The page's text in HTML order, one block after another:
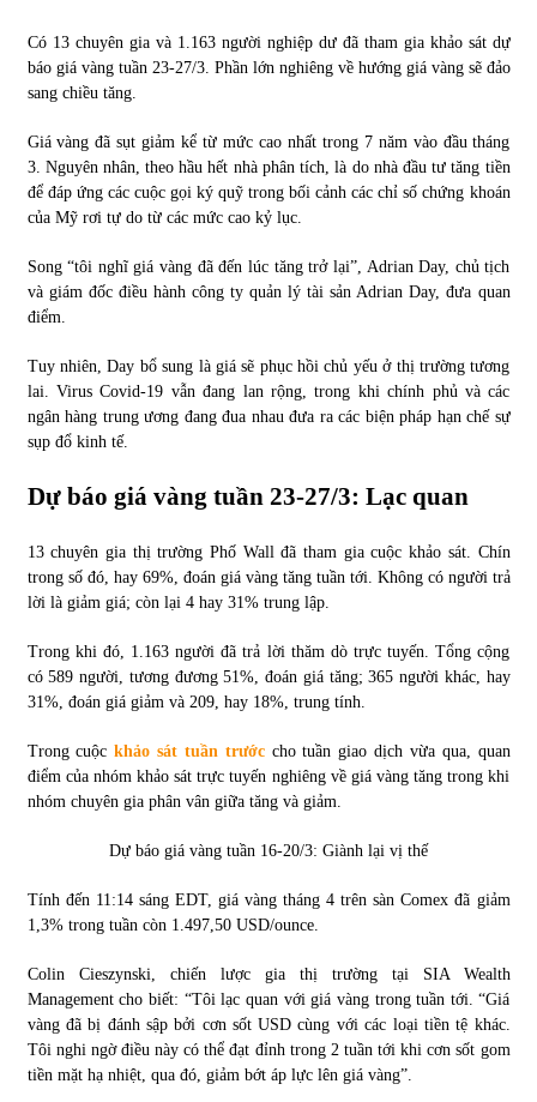
31/05/2022
S&P Ratings cập nhật xếp hạng tín nhiệm của
31/05/2022
31/05/2022
vốn hóa
09/11/2021
13/10/2021
Top 10 xe bán chạy nhất tháng 9/2021
13/10/2021
Có 13 chuyên gia và 1.163 người nghiệp dư đã tham gia khảo sát dự
báo giá vàng tuần 23-27/3. Phần lớn nghiêng về hướng giá vàng sẽ đảo
sang chiều tăng.
Giá vàng đã sụt giảm kể từ mức cao nhất trong 7 năm vào đầu tháng
3. Nguyên nhân, theo hầu hết nhà phân tích, là do nhà đầu tư tăng tiền
để đáp ứng các cuộc gọi ký quỹ trong bối cảnh các chỉ số chứng khoán
của Mỹ rơi tự do từ các mức cao kỷ lục.
Song “tôi nghĩ giá vàng đã đến lúc tăng trở lại”, Adrian Day, chủ tịch
và giám đốc điều hành công ty quản lý tài sản Adrian Day, đưa quan
điểm.
Tuy nhiên, Day bổ sung là giá sẽ phục hồi chủ yếu ở thị trường tương
lai. Virus Covid-19 vẫn đang lan rộng, trong khi chính phủ và các
ngân hàng trung ương đang đua nhau đưa ra các biện pháp hạn chế sự
sụp đổ kinh tế.
Dự báo giá vàng tuần 23-27/3: Lạc quan
13 chuyên gia thị trường Phố Wall đã tham gia cuộc khảo sát. Chín
trong số đó, hay 69%, đoán giá vàng tăng tuần tới. Không có người trả
lời là giảm giá; còn lại 4 hay 31% trung lập.
Trong khi đó, 1.163 người đã trả lời thăm dò trực tuyến. Tổng cộng
có 589 người, tương đương 51%, đoán giá tăng; 365 người khác, hay
31%, đoán giá giảm và 209, hay 18%, trung tính.
Trong cuộckhảo sát tuần trướccho tuần giao dịch vừa qua, quan
điểm của nhóm khảo sát trực tuyến nghiêng về giá vàng tăng trong khi
nhóm chuyên gia phân vân giữa tăng và giảm.
Dự báo giá vàng tuần 16-20/3: Giành lại vị thế
Tính đến 11:14 sáng EDT, giá vàng tháng 4 trên sàn Comex đã giảm
1,3% trong tuần còn 1.497,50 USD/ounce.
Colin Cieszynski, chiến lược gia thị trường tại SIA Wealth
Management cho biết: “Tôi lạc quan với giá vàng trong tuần tới. “Giá
vàng đã bị đánh sập bởi cơn sốt USD cùng với các loại tiền tệ khác.
Tôi nghi ngờ điều này có thể đạt đỉnh trong 2 tuần tới khi cơn sốt gom
tiền mặt hạ nhiệt, qua đó, giảm bớt áp lực lên giá vàng”.